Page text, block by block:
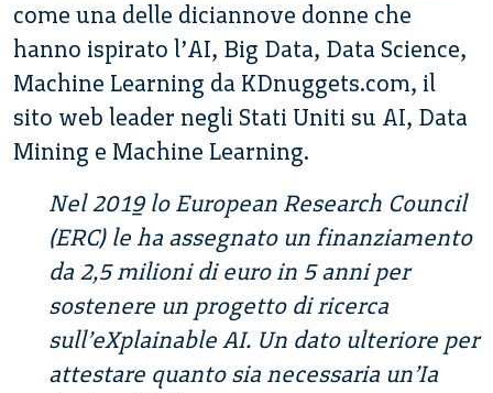
come una delle diciannove donne che
hanno ispirato l’AI, Big Data, Data Science,
Machine Learning da KDnuggets.com, il
sito web leader negli Stati Uniti su AI, Data
Mining e Machine Learning.
Nel 2019 lo European Research Council
(ERC) le ha assegnato un finanziamento
da 2,5 milioni di euro in 5 anni per
sostenere un progetto di ricerca
sull’eXplainable AI. Un dato ulteriore per
attestare quanto sia necessaria un’Ia